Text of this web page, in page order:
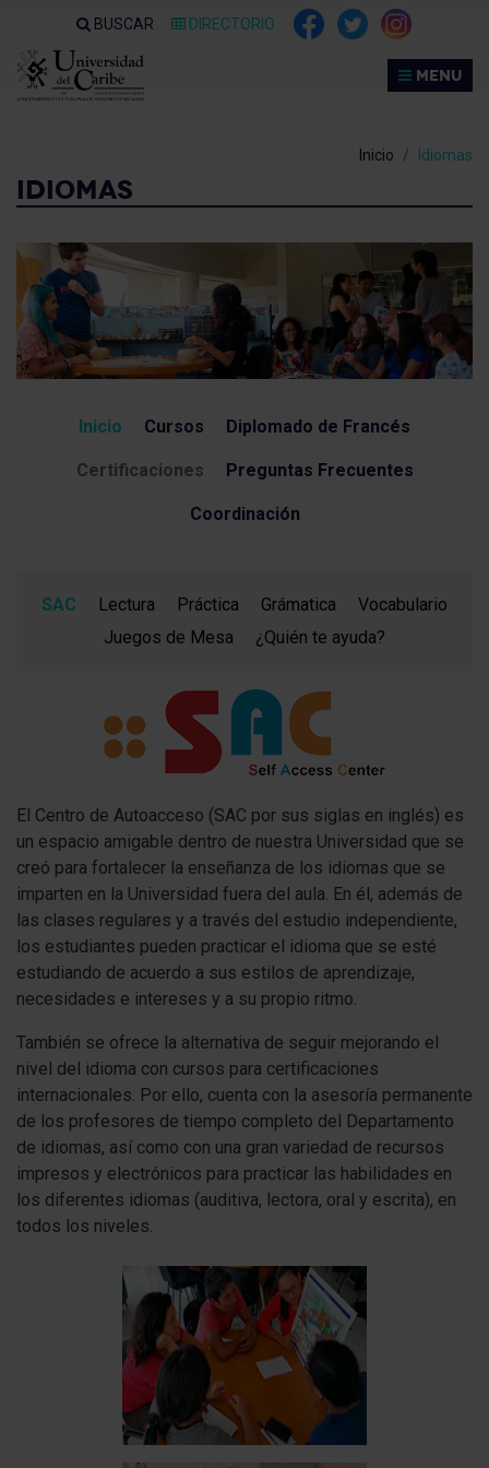
sitio
web
de
BUSCAR DIRECTORIO
MENU
Inicio Idiomas
IDIOMAS
Inicio Cursos Diplomado de Francés
Certificaciones Preguntas Frecuentes
Coordinación
SAC Lectura Práctica Grámatica
Vocabulario
Juegos de Mesa
¿Quién te ayuda?
El Centro de Autoacceso (SAC por sus siglas en inglés) es
un espacio amigable dentro de nuestra Universidad que se
creó para fortalecer la enseñanza de los idiomas que se
imparten en la Universidad fuera del aula. En él, además de
las clases regulares y a través del estudio independiente,
los estudiantes pueden practicar el idioma que se esté
estudiando de acuerdo a sus estilos de aprendizaje,
necesidades e intereses y a su propio ritmo.
También se ofrece la alternativa de seguir mejorando el
nivel del idioma con cursos para certificaciones
internacionales. Por ello, cuenta con la asesoría permanente
de los profesores de tiempo completo del Departamento
de idiomas, así como con una gran variedad de recursos
impresos y electrónicos para practicar las habilidades en
los diferentes idiomas (auditiva, lectora, oral y escrita), en
todos los niveles.